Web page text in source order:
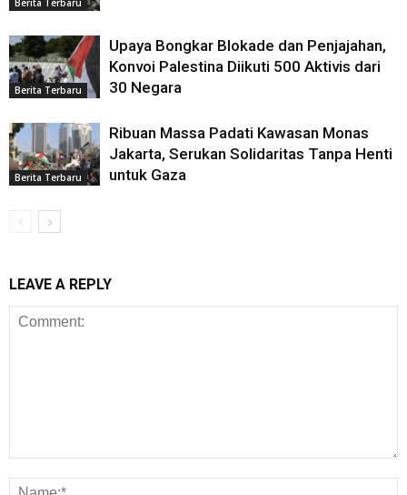
Berita Terbaru
Upaya Bongkar Blokade dan Penjajahan,
Konvoi Palestina Diikuti 500 Aktivis dari
30 Negara
Berita Terbaru
Ribuan Massa Padati Kawasan Monas
Jakarta, Serukan Solidaritas Tanpa Henti
untuk Gaza
LEAVE A REPLY